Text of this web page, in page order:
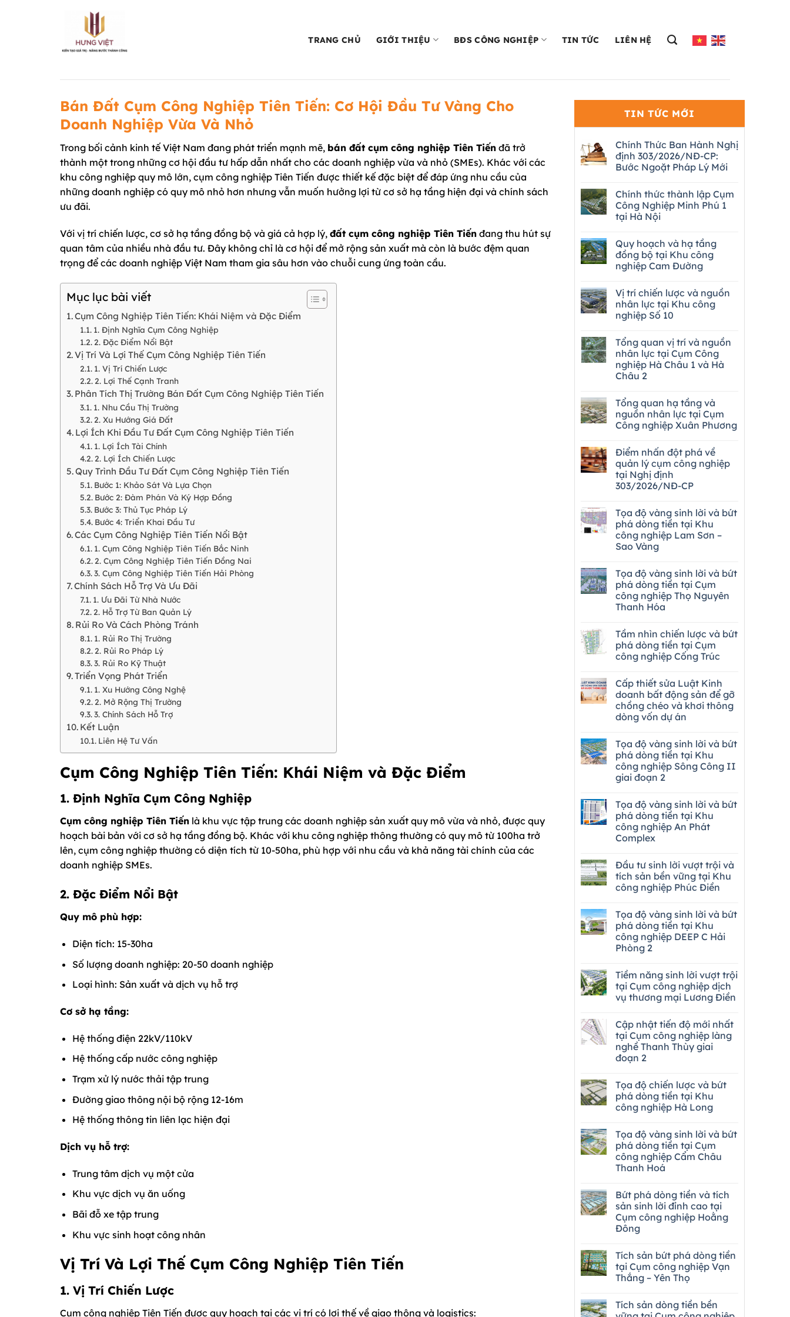
TRANG CHỦ GIỚI THIỆU BĐS CÔNG NGHIỆP TIN TỨC LIÊN HỆ
Bán Đất Cụm Công Nghiệp Tiên Tiến: Cơ Hội Đầu Tư Vàng Cho
Doanh Nghiệp Vừa Và Nhỏ
Trong bối cảnh kinh tế Việt Nam đang phát triển mạnh mẽ, bán đất cụm công nghiệp Tiên Tiến đã trở
thành một trong những cơ hội đầu tư hấp dẫn nhất cho các doanh nghiệp vừa và nhỏ (SMEs). Khác với các
khu công nghiệp quy mô lớn, cụm công nghiệp Tiên Tiến được thiết kế đặc biệt để đáp ứng nhu cầu của
những doanh nghiệp có quy mô nhỏ hơn nhưng vẫn muốn hưởng lợi từ cơ sở hạ tầng hiện đại và chính sách
ưu đãi.
Với vị trí chiến lược, cơ sở hạ tầng đồng bộ và giá cả hợp lý, đất cụm công nghiệp Tiên Tiến đang thu hút sự
quan tâm của nhiều nhà đầu tư. Đây không chỉ là cơ hội để mở rộng sản xuất mà còn là bước đệm quan
trọng để các doanh nghiệp Việt Nam tham gia sâu hơn vào chuỗi cung ứng toàn cầu.
Mục lục bài viết
Cụm Công Nghiệp Tiên Tiến: Khái Niệm và Đặc Điểm
1. Định Nghĩa Cụm Công Nghiệp
2. Đặc Điểm Nổi Bật
Vị Trí Và Lợi Thế Cụm Công Nghiệp Tiên Tiến
1. Vị Trí Chiến Lược
2. Lợi Thế Cạnh Tranh
Phân Tích Thị Trường Bán Đất Cụm Công Nghiệp Tiên Tiến
1. Nhu Cầu Thị Trường
2. Xu Hướng Giá Đất
Lợi Ích Khi Đầu Tư Đất Cụm Công Nghiệp Tiên Tiến
1. Lợi Ích Tài Chính
2. Lợi Ích Chiến Lược
Quy Trình Đầu Tư Đất Cụm Công Nghiệp Tiên Tiến
Bước 1: Khảo Sát Và Lựa Chọn
Bước 2: Đàm Phán Và Ký Hợp Đồng
Bước 3: Thủ Tục Pháp Lý
Bước 4: Triển Khai Đầu Tư
Các Cụm Công Nghiệp Tiên Tiến Nổi Bật
1. Cụm Công Nghiệp Tiên Tiến Bắc Ninh
2. Cụm Công Nghiệp Tiên Tiến Đồng Nai
3. Cụm Công Nghiệp Tiên Tiến Hải Phòng
Chính Sách Hỗ Trợ Và Ưu Đãi
1. Ưu Đãi Từ Nhà Nước
2. Hỗ Trợ Từ Ban Quản Lý
Rủi Ro Và Cách Phòng Tránh
1. Rủi Ro Thị Trường
2. Rủi Ro Pháp Lý
3. Rủi Ro Kỹ Thuật
Triển Vọng Phát Triển
1. Xu Hướng Công Nghệ
2. Mở Rộng Thị Trường
3. Chính Sách Hỗ Trợ
Kết Luận
Liên Hệ Tư Vấn
Cụm Công Nghiệp Tiên Tiến: Khái Niệm và Đặc Điểm
1. Định Nghĩa Cụm Công Nghiệp
Cụm công nghiệp Tiên Tiến là khu vực tập trung các doanh nghiệp sản xuất quy mô vừa và nhỏ, được quy
hoạch bài bản với cơ sở hạ tầng đồng bộ. Khác với khu công nghiệp thông thường có quy mô từ 100ha trở
lên, cụm công nghiệp thường có diện tích từ 10-50ha, phù hợp với nhu cầu và khả năng tài chính của các
doanh nghiệp SMEs.
2. Đặc Điểm Nổi Bật
Quy mô phù hợp:
Diện tích: 15-30ha
Số lượng doanh nghiệp: 20-50 doanh nghiệp
Loại hình: Sản xuất và dịch vụ hỗ trợ
Cơ sở hạ tầng:
Hệ thống điện 22kV/110kV
Hệ thống cấp nước công nghiệp
Trạm xử lý nước thải tập trung
Đường giao thông nội bộ rộng 12-16m
Hệ thống thông tin liên lạc hiện đại
Dịch vụ hỗ trợ:
Trung tâm dịch vụ một cửa
Khu vực dịch vụ ăn uống
Bãi đỗ xe tập trung
Khu vực sinh hoạt công nhân
Vị Trí Và Lợi Thế Cụm Công Nghiệp Tiên Tiến
1. Vị Trí Chiến Lược
Cụm công nghiệp Tiên Tiến được quy hoạch tại các vị trí có lợi thế về giao thông và logistics:
TIN TỨC MỚI
Chính Thức Ban Hành Nghị
định 303/2026/NĐ-CP:
Bước Ngoặt Pháp Lý Mới
Chính thức thành lập Cụm
Công Nghiệp Minh Phú 1
tại Hà Nội
Quy hoạch và hạ tầng
đồng bộ tại Khu công
nghiệp Cam Đường
Vị trí chiến lược và nguồn
nhân lực tại Khu công
nghiệp Số 10
Tổng quan vị trí và nguồn
nhân lực tại Cụm Công
nghiệp Hà Châu 1 và Hà
Châu 2
Tổng quan hạ tầng và
nguồn nhân lực tại Cụm
Công nghiệp Xuân Phương
Điểm nhấn đột phá về
quản lý cụm công nghiệp
tại Nghị định
303/2026/NĐ-CP
Tọa độ vàng sinh lời và bứt
phá dòng tiền tại Khu
công nghiệp Lam Sơn –
Sao Vàng
Tọa độ vàng sinh lời và bứt
phá dòng tiền tại Cụm
công nghiệp Thọ Nguyên
Thanh Hóa
Tầm nhìn chiến lược và bứt
phá dòng tiền tại Cụm
công nghiệp Cống Trúc
Cấp thiết sửa Luật Kinh
doanh bất động sản để gỡ
chồng chéo và khơi thông
dòng vốn dự án
Tọa độ vàng sinh lời và bứt
phá dòng tiền tại Khu
công nghiệp Sông Công II
giai đoạn 2
Tọa độ vàng sinh lời và bứt
phá dòng tiền tại Khu
công nghiệp An Phát
Complex
Đầu tư sinh lời vượt trội và
tích sản bền vững tại Khu
công nghiệp Phúc Điền
Tọa độ vàng sinh lời và bứt
phá dòng tiền tại Khu
công nghiệp DEEP C Hải
Phòng 2
Tiềm năng sinh lời vượt trội
tại Cụm công nghiệp dịch
vụ thương mại Lương Điền
Cập nhật tiến độ mới nhất
tại Cụm công nghiệp làng
nghề Thanh Thùy giai
đoạn 2
Tọa độ chiến lược và bứt
phá dòng tiền tại Khu
công nghiệp Hà Long
Tọa độ vàng sinh lời và bứt
phá dòng tiền tại Cụm
công nghiệp Cẩm Châu
Thanh Hoá
Bứt phá dòng tiền và tích
sản sinh lời đỉnh cao tại
Cụm công nghiệp Hoằng
Đông
Tích sản bứt phá dòng tiền
tại Cụm công nghiệp Vạn
Thắng – Yên Thọ
Tích sản dòng tiền bền